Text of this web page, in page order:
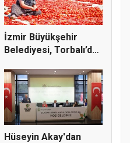
İzmir Büyükşehir
Belediyesi, Torbalı’da
Hüseyin Akay'dan